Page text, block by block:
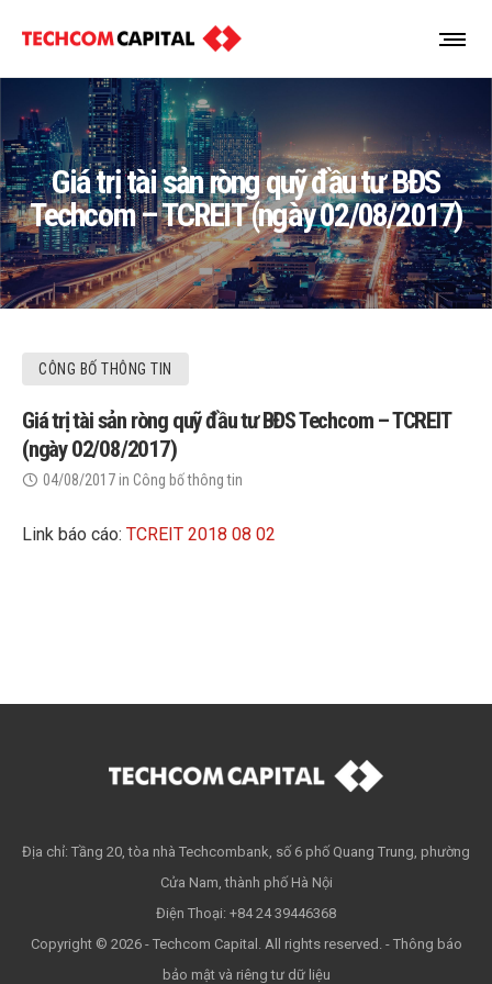
Giá trị tài sản ròng quỹ đầu tư BĐS
Techcom – TCREIT (ngày 02/08/2017)
CÔNG BỐ THÔNG TIN
Giá trị tài sản ròng quỹ đầu tư BĐS Techcom – TCREIT
(ngày 02/08/2017)
04/08/2017in Công bố thông tin
Link báo cáo: TCREIT 2018 08 02
Địa chỉ: Tầng 20, tòa nhà Techcombank, số 6 phố Quang Trung, phường
Cửa Nam, thành phố Hà Nội
Điện Thoại: +84 24 39446368
Copyright © 2026 - Techcom Capital. All rights reserved. - Thông báo
bảo mật và riêng tư dữ liệu